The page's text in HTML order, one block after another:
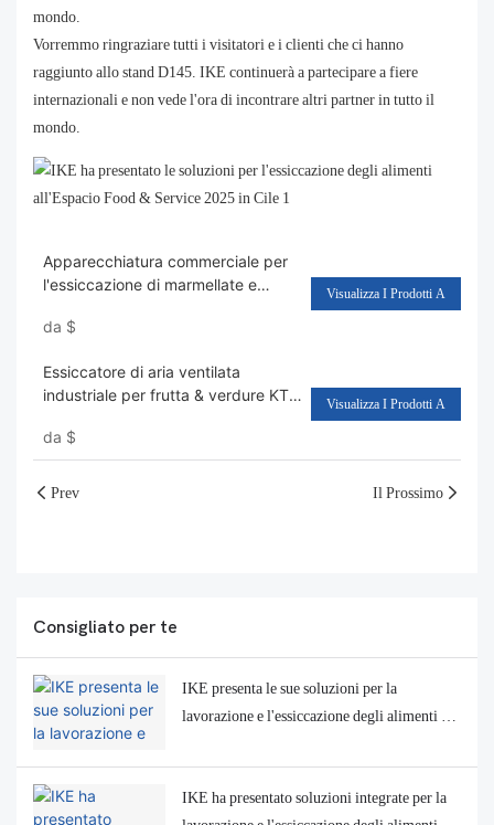
mondo.
Vorremmo ringraziare tutti i visitatori e i clienti che ci hanno
raggiunto allo stand D145. IKE continuerà a partecipare a fiere
internazionali e non vede l'ora di incontrare altri partner in tutto il
mondo.
Apparecchiatura commerciale per
l'essiccazione di marmellate e
da $
Visualizza I Prodotti A
Essiccatore di aria ventilata
industriale per frutta & verdure KT-
da $
Visualizza I Prodotti A
Prev Il Prossimo
Consigliato per te
IKE presenta le sue soluzioni per la
lavorazione e l'essiccazione degli alimenti a
IKE ha presentato soluzioni integrate per la